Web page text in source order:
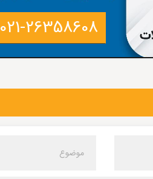
021-26358608